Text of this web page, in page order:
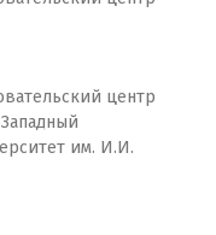
центр
им. И.И.